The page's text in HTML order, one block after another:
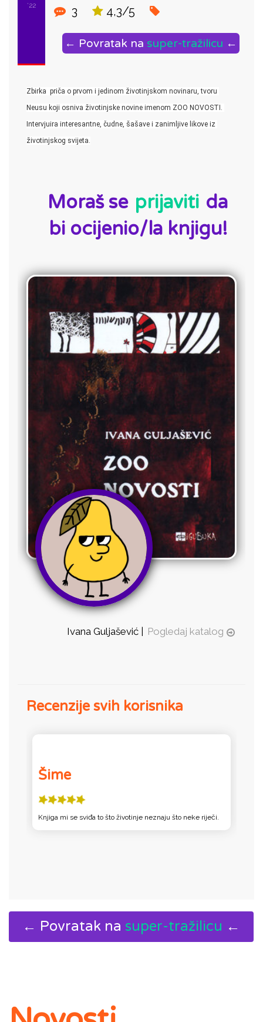
'22
3 4,3/5
← Povratak na super-tražilicu ←
Zbirka  priča o prvom i jedinom životinjskom novinaru, tvoru
Neusu koji osniva životinjske novine imenom ZOO NOVOSTI.
Intervjuira interesantne, čudne, šašave i zanimljive likove iz
životinjskog svijeta.
Moraš se prijaviti da
bi ocijenio/la knjigu!
Ivana Guljašević | Pogledaj katalog
Recenzije svih korisnika
Šime
Knjiga mi se sviđa to što životinje neznaju što neke riječi.
← Povratak na super-tražilicu ←